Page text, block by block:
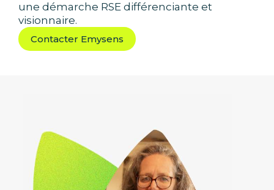
une démarche RSE différenciante et
visionnaire.
Contacter Emysens